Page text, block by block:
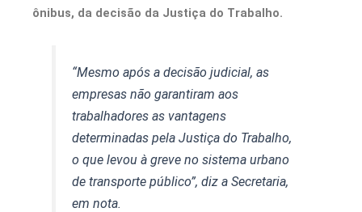
ônibus, da decisão da Justiça do Trabalho.
“Mesmo após a decisão judicial, as
empresas não garantiram aos
trabalhadores as vantagens
determinadas pela Justiça do Trabalho,
o que levou à greve no sistema urbano
de transporte público”, diz a Secretaria,
em nota.